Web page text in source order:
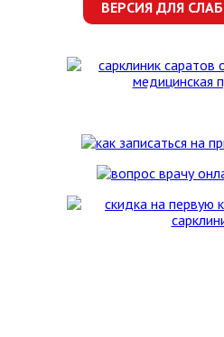
ВЕРСИЯ ДЛЯ